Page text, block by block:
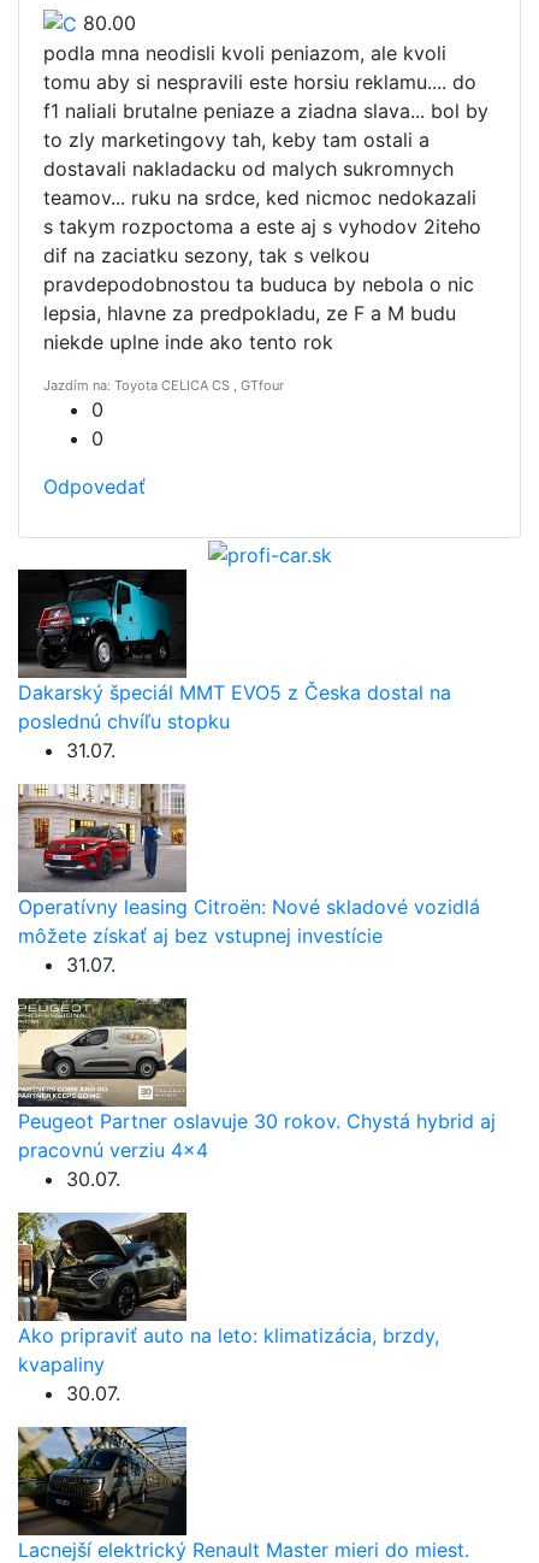
80.00
podla mna neodisli kvoli peniazom, ale kvoli
tomu aby si nespravili este horsiu reklamu.... do
f1 naliali brutalne peniaze a ziadna slava... bol by
to zly marketingovy tah, keby tam ostali a
dostavali nakladacku od malych sukromnych
teamov... ruku na srdce, ked nicmoc nedokazali
s takym rozpoctoma a este aj s vyhodov 2iteho
dif na zaciatku sezony, tak s velkou
pravdepodobnostou ta buduca by nebola o nic
lepsia, hlavne za predpokladu, ze F a M budu
niekde uplne inde ako tento rok
Jazdím na: Toyota CELICA CS , GTfour
0
0
Odpovedať
Dakarský špeciál MMT EVO5 z Česka dostal na
poslednú chvíľu stopku
31.07.
Operatívny leasing Citroën: Nové skladové vozidlá
môžete získať aj bez vstupnej investície
31.07.
Peugeot Partner oslavuje 30 rokov. Chystá hybrid aj
pracovnú verziu 4×4
30.07.
Ako pripraviť auto na leto: klimatizácia, brzdy,
kvapaliny
30.07.
Lacnejší elektrický Renault Master mieri do miest.